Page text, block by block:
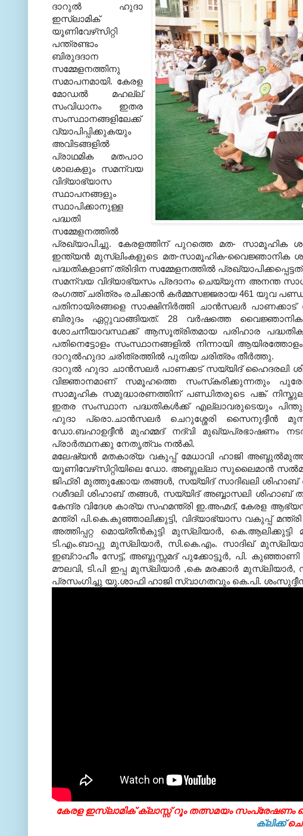
ദാറുല്‍ ഹുദാ
ഇസ്‌ലാമിക്
യൂണിവേഴ്‌സിറ്റി
പന്ത്രണ്ടാം
ബിരുദദാന
സമ്മേളനത്തിനു
സമാപനമായി. കേരള
മോഡല്‍ മഹല്ല്
സംവിധാനം ഇതര
സംസ്ഥാനങ്ങളിലേക്ക്
വ്യാപിപ്പിക്കുകയും
അവിടങ്ങളില്‍
പ്രാഥമിക മതപാഠ
ശാലകളും സമന്വയ
വിദ്യാഭ്യാസ
സ്ഥാപനങ്ങളും
സ്ഥാപിക്കാനുള്ള
പദ്ധതി
സമ്മേളനത്തില്‍
പ്രഖ്യാപിച്ചു. കേരളത്തിന് പുറത്തെ മത- സാമൂഹിക
ഇന്ത്യന്‍ മുസ്‌ലിംകളുടെ മത-സാമൂഹിക-വൈജ്ഞാനിക
പദ്ധതികളാണ് ത്രിദിന സമ്മേളനത്തില്‍ പ്രഖ്യാപിക്കപ്പെട്ടത്
സമന്വയ വിദ്യാഭ്യസം പ്രദാനം ചെയ്യുന്ന അനന്ത
രംഗത്ത് ചരിത്രം രചിക്കാന്‍ കര്‍മ്മസജ്ജരായ461 യുവ
പതിനായിരങ്ങളെ സാക്ഷിനിര്‍ത്തി ചാന്‍സലര്‍
ബിരുദം ഏറ്റുവാങ്ങിയത്. 28 വര്‍ഷത്തെ വൈജ്ഞാനിക
ശോചനീയാവസ്ഥക്ക് ആസൂത്രിതമായ പരിഹാര
പതിനെട്ടോളം സംസ്ഥാനങ്ങളില്‍ നിന്നായി
ദാറുല്‍ഹുദാ ചരിത്രത്തില്‍ പുതിയ ചരിത്രം തീര്‍ത്തു.
ദാറുല്‍ ഹുദാ ചാന്‍സലര്‍ പാണക്കട് സയ്യിദ് ഹൈദരലി
വിജ്ഞാനമാണ് സമൂഹത്തെ സംസ്‌കരിക്കുന്നതും
സാമൂഹിക സമുദ്ധാരണത്തിന് പണ്ഡിതരുടെ പങ്ക്
ഇതര സംസ്ഥാന പദ്ധതികള്‍ക്ക് എല്ലാവരുടെയും
ഹുദാ പ്രൊ. ചാന്‍സലര്‍ ചെറുശ്ശേരി സൈനുദ്ദീന്‍
ഡോ.ബഹാഉദ്ദീന്‍ മുഹമ്മദ് നദ്‌വി മുഖ്യപ്രഭാഷണം
പ്രാര്‍ത്ഥനക്കു നേതൃത്വം നല്‍കി.
മലേഷ്യന്‍ മതകാര്യ വകുപ്പ് മേധാവി ഹാജി
യൂണിവേഴ്‌സിറ്റിയിലെ ഡോ. അബ്ദുല്ലാ സുലൈമാന്‍
ജിഫ്രി മുത്തുക്കോയ തങ്ങള്‍, സയ്യിദ് സാദിഖലി
റശീദലി ശിഹാബ് തങ്ങള്‍, സയ്യിദ് അബ്ബാസലി ശിഹാബ്
കേന്ദ്ര വിദേശ കാര്യ സഹമന്ത്രി ഇ.അഹ്മദ്, കേരള
മന്ത്രി പി.കെ.കുഞ്ഞാലിക്കുട്ടി, വിദ്യാഭ്യാസ വകുപ്പ് മന്ത്രി
അത്തിപ്പറ്റ മൊയ്തീന്‍കുട്ടി മുസ്‌ലിയാര്‍, കെ.
ടി.എം.ബാപ്പു മുസ്‌ലിയാര്‍, സി.കെ.എം. സാദിഖ്
ഇബ്‌റാഹീം സേട്ട്, അബ്ദുസ്സമദ് പുക്കോട്ടൂര്‍, പി. കുഞ്ഞാണി
മൗലവി, ടി.പി ഇപ്പ മുസ്‌ലിയാര്‍ ,കെ മരക്കാര്‍ മുസ്‌ലിയാര്‍,
പ്രസംഗിച്ചു യു.ശാഫി ഹാജി സ്വാഗതവും കെ.പി.
കേരള ഇസ്ലാമിക്‌ ക്ലാസ്സ്‌ റൂം തത്സമയം
ക്ലിക്ക്